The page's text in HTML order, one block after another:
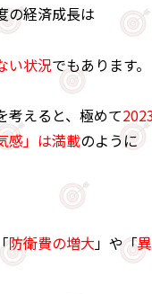
の経済成長は
い状況でもあります。
考えると、極めて
感」は満載のように
防衛費の増大」や「